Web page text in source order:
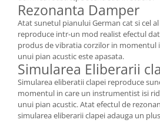
Rezonanta Damper
Atat sunetul pianului German cat si cel
reproduce intr-un mod realist efectul
produs de vibratia corzilor in momentul
unui pian acustic este apasata.
Simularea Eliberarii
Simularea eliberatii clapei reproduce
momentul in care un instrumentist isi
unui pian acustic. Atat efectul de
simularea eliberarii clapei adauga un